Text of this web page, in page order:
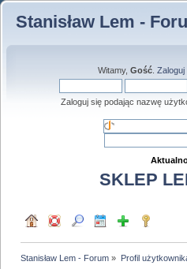
Stanisław Lem -
Witamy, Gość. Zaloguj
Zaloguj się podając nazwę
SKLEP
Stanisław Lem - Forum » Profil